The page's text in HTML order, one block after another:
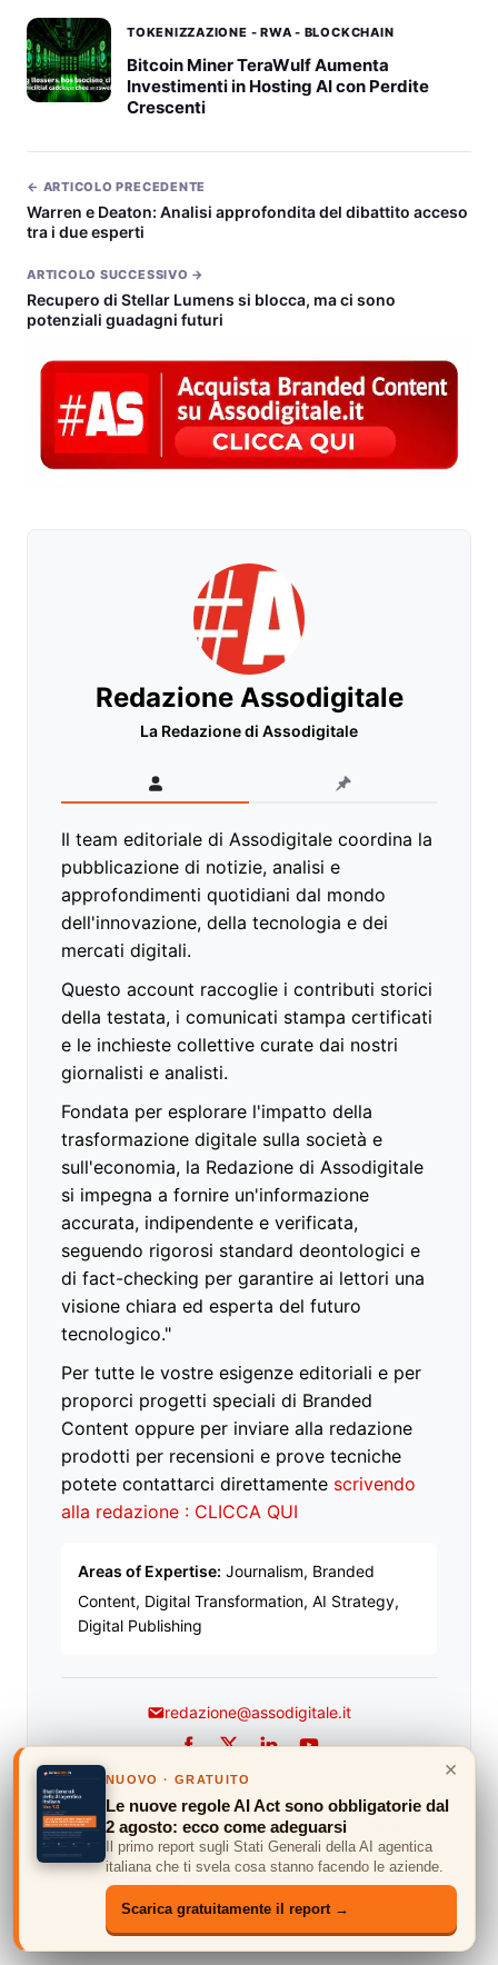
TOKENIZZAZIONE - RWA - BLOCKCHAIN
Bitcoin Miner TeraWulf Aumenta
Investimenti in Hosting AI con Perdite
Crescenti
← ARTICOLO PRECEDENTE
Warren e Deaton: Analisi approfondita del dibattito acceso
tra i due esperti
ARTICOLO SUCCESSIVO →
Recupero di Stellar Lumens si blocca, ma ci sono
potenziali guadagni futuri
Redazione Assodigitale
La Redazione di Assodigitale
Il team editoriale di Assodigitale coordina la
pubblicazione di notizie, analisi e
approfondimenti quotidiani dal mondo
dell'innovazione, della tecnologia e dei
mercati digitali.
Questo account raccoglie i contributi storici
della testata, i comunicati stampa certificati
e le inchieste collettive curate dai nostri
giornalisti e analisti.
Fondata per esplorare l'impatto della
trasformazione digitale sulla società e
sull'economia, la Redazione di Assodigitale
si impegna a fornire un'informazione
accurata, indipendente e verificata,
seguendo rigorosi standard deontologici e
di fact-checking per garantire ai lettori una
visione chiara ed esperta del futuro
tecnologico."
Per tutte le vostre esigenze editoriali e per
proporci progetti speciali di Branded
Content oppure per inviare alla redazione
prodotti per recensioni e prove tecniche
potete contattarci direttamente scrivendo
alla redazione : CLICCA QUI
Areas of Expertise: Journalism, Branded
Content, Digital Transformation, AI Strategy,
Digital Publishing
redazione@assodigitale.it
Controllo delle fonti e linee guida editoriali
Revisione editoriale a cura di Michele Ficara
Manganelli
×
NUOVO · GRATUITO
Le nuove regole AI Act sono obbligatorie dal
2 agosto: ecco come adeguarsi
Il primo report sugli Stati Generali della AI agentica
italiana che ti svela cosa stanno facendo le aziende.
Scarica gratuitamente il report →